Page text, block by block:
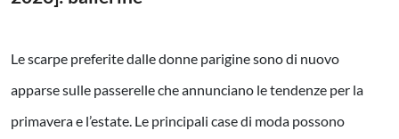
Le scarpe preferite dalle donne parigine sono di nuovo
apparse sulle passerelle che annunciano le tendenze per la
primavera e l’estate. Le principali case di moda possono